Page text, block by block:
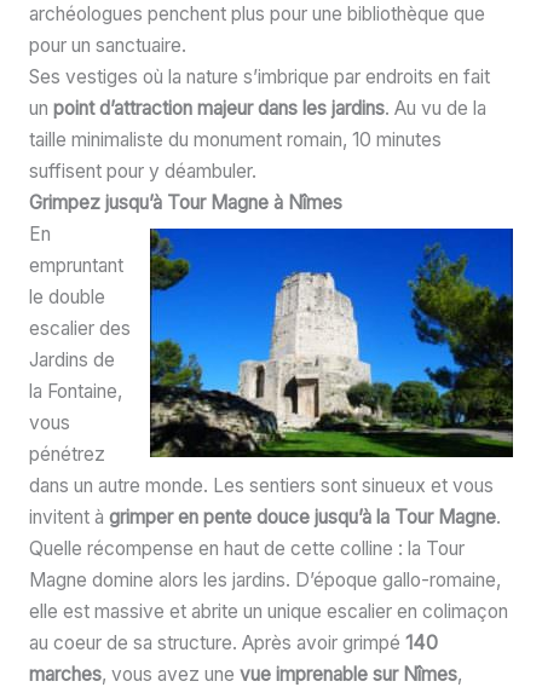
archéologues penchent plus pour une bibliothèque que
pour un sanctuaire.
Ses vestiges où la nature s’imbrique par endroits en fait
un point d’attraction majeur dans les jardins. Au vu de la
taille minimaliste du monument romain, 10 minutes
suffisent pour y déambuler.
Grimpez jusqu’à Tour Magne à Nîmes
En
empruntant
le double
escalier des
Jardins de
la Fontaine,
vous
pénétrez
dans un autre monde. Les sentiers sont sinueux et vous
invitent à grimper en pente douce jusqu’à la Tour Magne.
Quelle récompense en haut de cette colline : la Tour
Magne domine alors les jardins. D’époque gallo-romaine,
elle est massive et abrite un unique escalier en colimaçon
au coeur de sa structure. Après avoir grimpé 140
marches, vous avez une vue imprenable sur Nîmes,